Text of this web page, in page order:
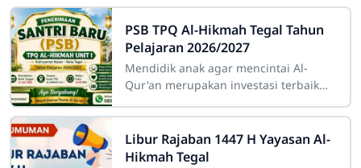
PSB TPQ Al-Hikmah Tegal Tahun
Pelajaran 2026/2027
Mendidik anak agar mencintai Al-
Qur'an merupakan investasi terbaik
hingga akhirat. Untuk membantu
Libur Rajaban 1447 H Yayasan Al-
Hikmah Tegal